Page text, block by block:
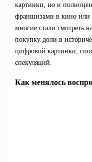
картинки, но и
франшизами в кино или
многие стали смотреть
покупку доли в
цифровой картинки,
спекуляций.
Как менялось